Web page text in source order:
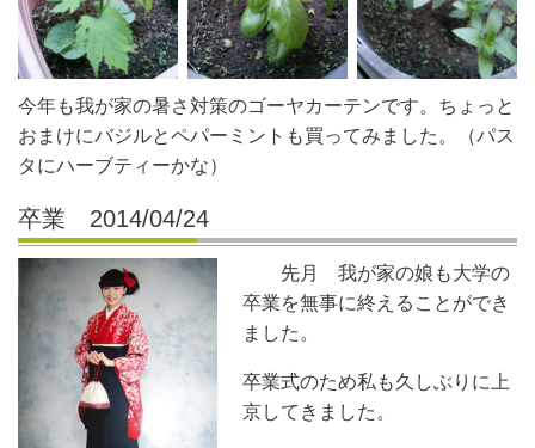
今年も我が家の暑さ対策のゴーヤカーテンです。ちょっと
おまけにバジルとペパーミントも買ってみました。（パス
タにハーブティーかな）
卒業 2014/04/24
先月 我が家の娘も大学の
卒業を無事に終えることができ
ました。
卒業式のため私も久しぶりに上
京してきました。